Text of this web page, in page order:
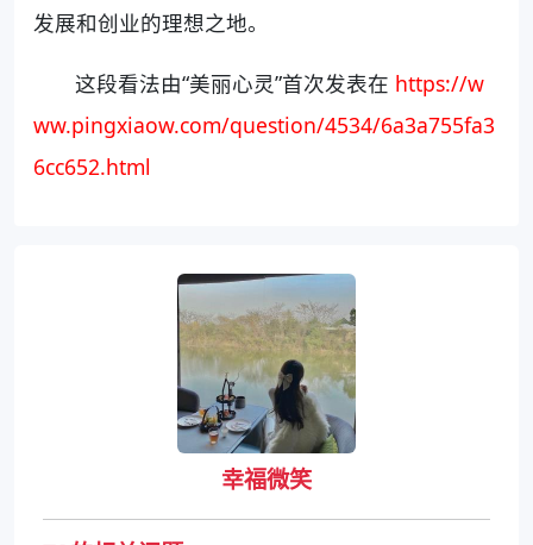
发展和创业的理想之地。
这段看法由“美丽心灵”首次发表在 https://w
ww.pingxiaow.com/question/4534/6a3a755fa3
6cc652.html
幸福微笑